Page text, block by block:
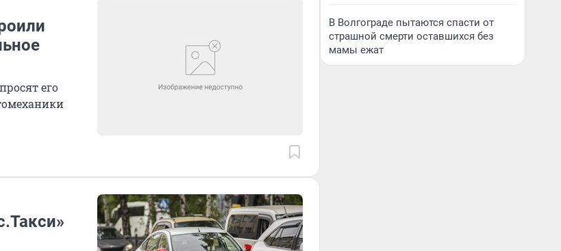
его
В Волгограде пытаются спасти от
страшной смерти оставшихся без
мамы ежат